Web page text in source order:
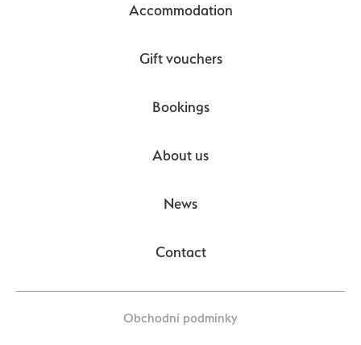
Accommodation
Gift vouchers
Bookings
About us
News
Contact
Obchodní podmínky